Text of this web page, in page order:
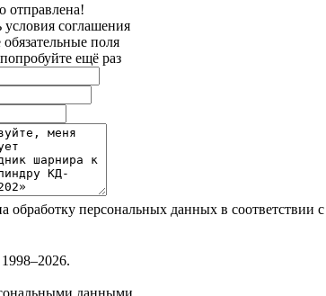
отправлена!
соглашения
поля
ещё раз
обработку персональных данных в соответствии с
данными.